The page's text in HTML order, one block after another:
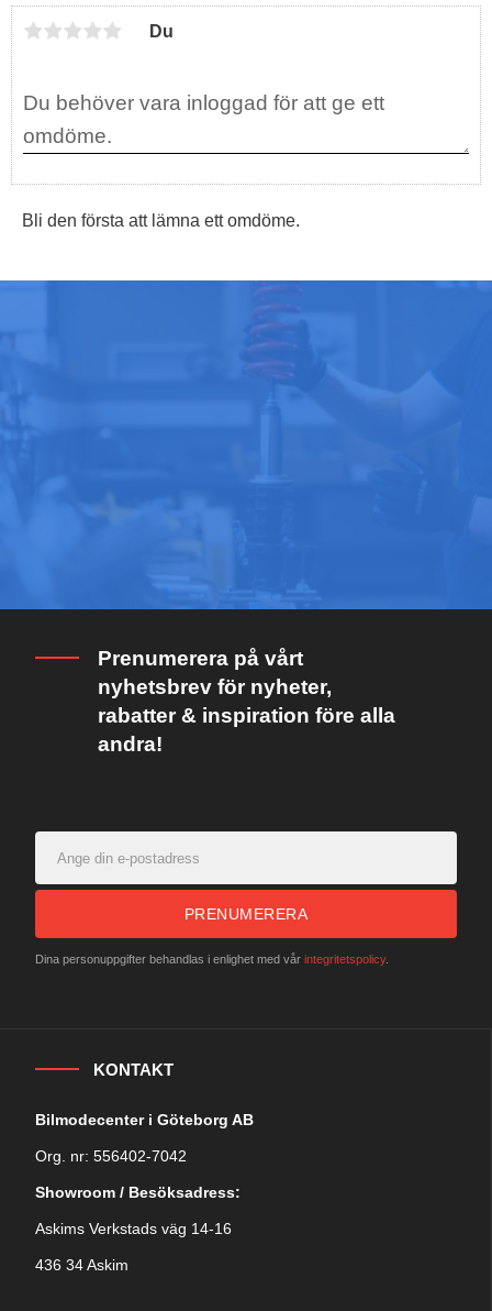
Du
Bli den första att lämna ett omdöme.
Prenumerera på vårt
nyhetsbrev för nyheter,
rabatter & inspiration före alla
andra!
PRENUMERERA
Dina personuppgifter behandlas i enlighet med vår integritetspolicy.
KONTAKT
Bilmodecenter i Göteborg AB
Org. nr: 556402-7042
Showroom / Besöksadress:
Askims Verkstads väg 14-16
436 34 Askim